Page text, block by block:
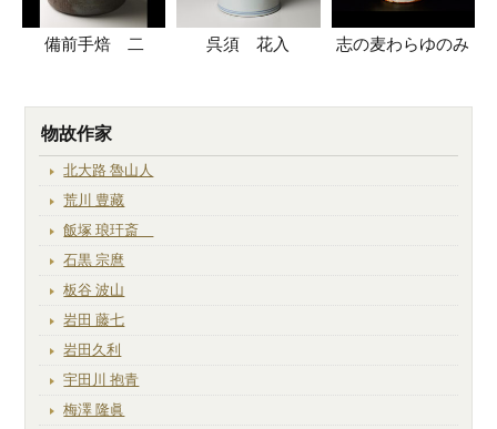
備前手焙 二 呉須 花入 志の麦わらゆのみ
物故作家
北大路 魯山人
荒川 豊藏
飯塚 琅玕斎
石黒 宗麿
板谷 波山
岩田 藤七
岩田久利
宇田川 抱青
梅澤 隆眞